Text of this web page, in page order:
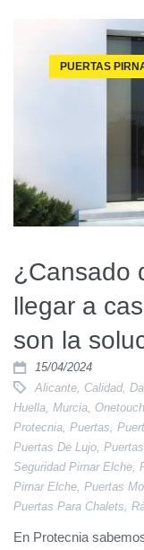
PUERTAS
¿Cansado
llegar a
son la
15/04/2024
Alicante Calidad,
Huella, Murcia, Onetouch
Protecnia, Puertas,
Puertas De Lujo,
Seguridad Pirnar Elche,
Pirnar Elche, Puertas
Puertas Para Chalets,
En Protecnia